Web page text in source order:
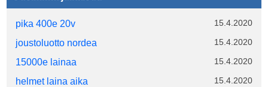
pika 400e 20v 15.4.2020
joustoluotto nordea 15.4.2020
15000e lainaa 15.4.2020
helmet laina aika 15.4.2020